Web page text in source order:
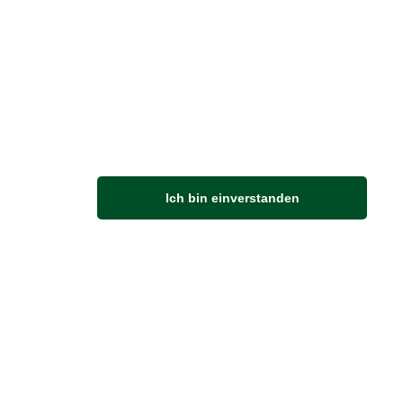
Ich bin einverstanden
Anfahrt